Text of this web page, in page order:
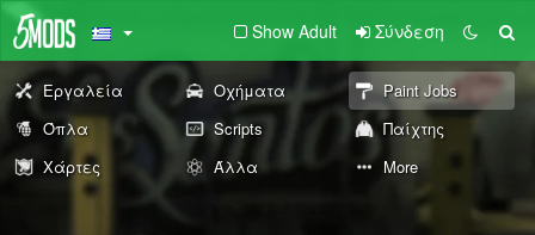
Show Adult Σύνδεση
Εργαλεία Οχήματα
Paint Jobs
Όπλα
Scripts
Παίχτης
Χάρτες
Άλλα More